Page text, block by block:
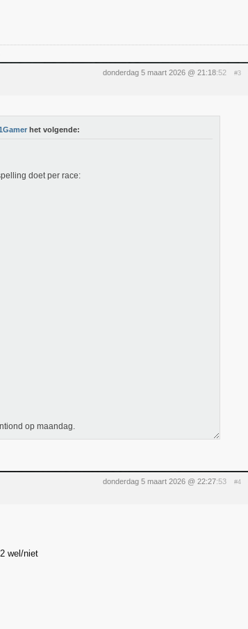
donderdag 5 maart 2026 @ 21:18:52 #3
het volgende:
doet per race:
op maandag.
donderdag 5 maart 2026 @ 22:27:53 #4
wel/niet